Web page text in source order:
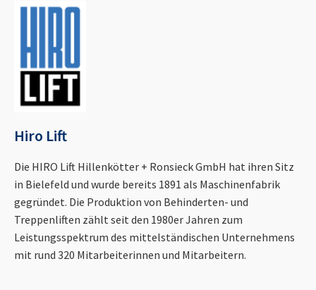
Hiro Lift
Die HIRO Lift Hillenkötter + Ronsieck GmbH hat ihren Sitz
in Bielefeld und wurde bereits 1891 als Maschinenfabrik
gegründet. Die Produktion von Behinderten- und
Treppenliften zählt seit den 1980er Jahren zum
Leistungsspektrum des mittelständischen Unternehmens
mit rund 320 Mitarbeiterinnen und Mitarbeitern.